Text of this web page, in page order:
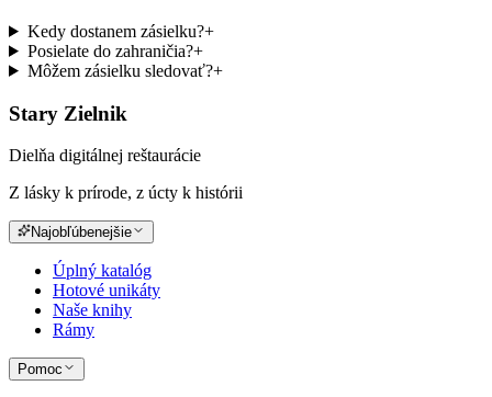
Kedy dostanem zásielku?+
Posielate do zahraničia?+
Môžem zásielku sledovať?+
Stary Zielnik
Dielňa digitálnej reštaurácie
Z lásky k prírode, z úcty k histórii
Najobľúbenejšie
Úplný katalóg
Hotové unikáty
Naše knihy
Rámy
Pomoc